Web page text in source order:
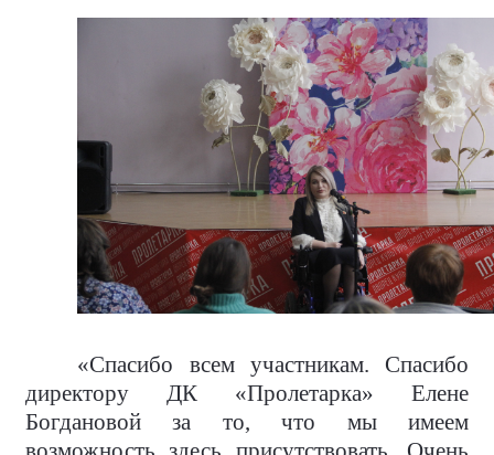
«Спасибо всем участникам. Спасибо
директору ДК «Пролетарка» Елене
Богдановой за то, что мы имеем